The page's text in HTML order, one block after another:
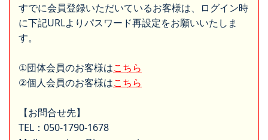
すでに会員登録いただいているお客様は、ログイン時
に下記URLよりパスワード再設定をお願いいたしま
す。
①団体会員のお客様はこちら
②個人会員のお客様はこちら
【お問合せ先】
TEL：050-1790-1678